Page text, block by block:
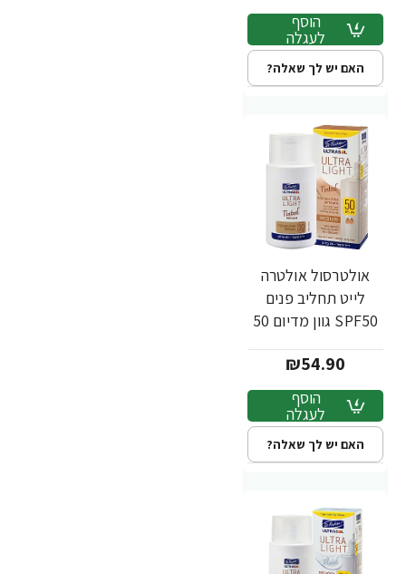
הוסף
לעגלה
האם יש לך שאלה?
אולטרסול אולטרה
לייט תחליב פנים
SPF50 גוון מדיום 50
₪54.90
הוסף
לעגלה
האם יש לך שאלה?